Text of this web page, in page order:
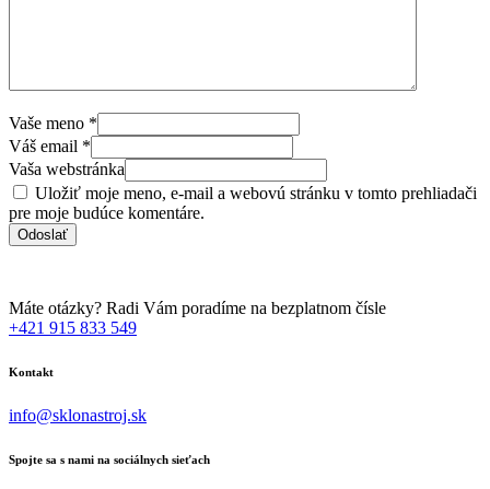
Vaše meno *
Váš email *
Vaša webstránka
Uložiť moje meno, e-mail a webovú stránku v tomto prehliadači
pre moje budúce komentáre.
Máte otázky? Radi Vám poradíme na bezplatnom čísle
+421 915 833 549
Kontakt
info@sklonastroj.sk
Spojte sa s nami na sociálnych sieťach